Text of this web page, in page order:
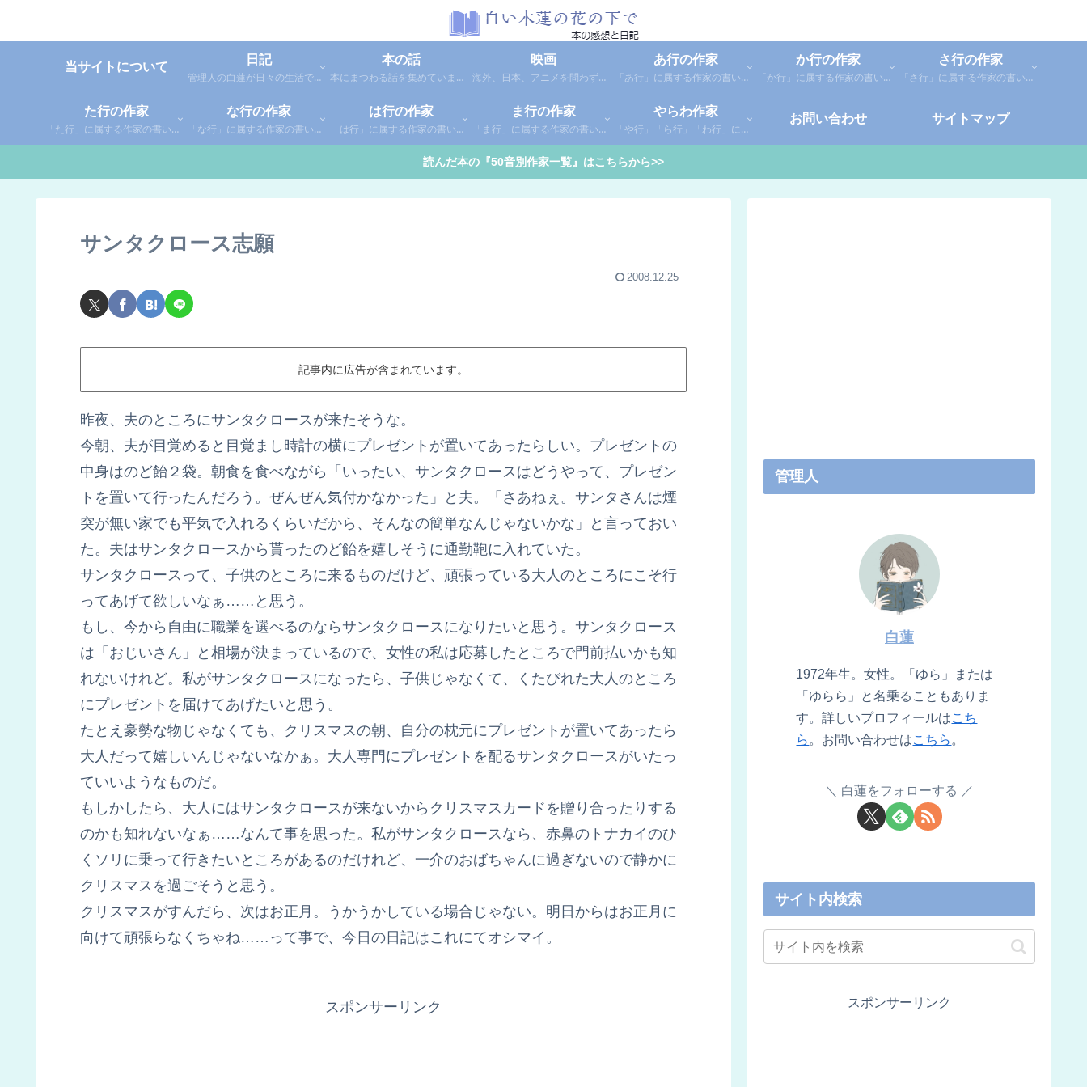
当サイトについて
日記
管理人の白蓮が日々の生活で感じた事や考えた事を綴った個人的な日記です。
本の話
本にまつわる話を集めています。1年間に読んだ本の総括や、本に関する話題など。
映画
海外、日本、アニメを問わず映画の感想（レビュー）を綴っています。
あ行の作家
「あ行」に属する作家の書いた本の感想です。「あ」「い」「う」「え」「お」に分類しているので、お好きな作家の作品を探してみてください。
か行の作家
「か行」に属する作家の書いた本の感想です。さらに「か」「き」「く」「け」「こ」に分類していあります。お好きな作家の作品を探してみてください。
さ行の作家
「さ行」に属する作家の書いた本の感想です。さらに「さ」「し」「す」「せ」「そ」に分類していあります。お好きな作家の作品を探してみてください。
た行の作家
「た行」に属する作家の書いた本の感想です。さらに「た」「ち」「つ」「て」「と」に分類していあります。お好きな作家の作品を探してみてください。
な行の作家
「な行」に属する作家の書いた本の感想です。さらに「な」「に」「ぬ」「ね」「の」に分類していあります。お好きな作家の作品を探してみてください。
は行の作家
「は行」に属する作家の書いた本の感想です。さらに「は」「ひ」「ふ」「へ」「ほ」に分類していあります。お好きな作家の作品を探してみてください。
ま行の作家
「ま行」に属する作家の書いた本の感想です。さらに「ま」「み」「む」「め」「も」に分類していあります。お好きな作家の作品を探してみてください。
やらわ作家
「や行」「ら行」「わ行」に属する作家の書いた本の感想です。さらに「や」「ゆ」「よ」「り」「れ」「わ」に分類していあります。お好きな作家の作品を探してみてください。
お問い合わせ サイトマップ
読んだ本の『50音別作家一覧』はこちらから>>
サンタクロース志願
2008.12.25
記事内に広告が含まれています。
昨夜、夫のところにサンタクロースが来たそうな。
今朝、夫が目覚めると目覚まし時計の横にプレゼントが置いてあったらしい。プレゼントの
中身はのど飴２袋。朝食を食べながら「いったい、サンタクロースはどうやって、プレゼン
トを置いて行ったんだろう。ぜんぜん気付かなかった」と夫。「さあねぇ。サンタさんは煙
突が無い家でも平気で入れるくらいだから、そんなの簡単なんじゃないかな」と言っておい
た。夫はサンタクロースから貰ったのど飴を嬉しそうに通勤鞄に入れていた。
サンタクロースって、子供のところに来るものだけど、頑張っている大人のところにこそ行
ってあげて欲しいなぁ……と思う。
もし、今から自由に職業を選べるのならサンタクロースになりたいと思う。サンタクロース
は「おじいさん」と相場が決まっているので、女性の私は応募したところで門前払いかも知
れないけれど。私がサンタクロースになったら、子供じゃなくて、くたびれた大人のところ
にプレゼントを届けてあげたいと思う。
たとえ豪勢な物じゃなくても、クリスマスの朝、自分の枕元にプレゼントが置いてあったら
大人だって嬉しいんじゃないなかぁ。大人専門にプレゼントを配るサンタクロースがいたっ
ていいようなものだ。
もしかしたら、大人にはサンタクロースが来ないからクリスマスカードを贈り合ったりする
のかも知れないなぁ……なんて事を思った。私がサンタクロースなら、赤鼻のトナカイのひ
くソリに乗って行きたいところがあるのだけれど、一介のおばちゃんに過ぎないので静かに
クリスマスを過ごそうと思う。
クリスマスがすんだら、次はお正月。うかうかしている場合じゃない。明日からはお正月に
向けて頑張らなくちゃね……って事で、今日の日記はこれにてオシマイ。
スポンサーリンク
管理人
白蓮
1972年生。女性。「ゆら」または
「ゆらら」と名乗ることもありま
す。詳しいプロフィールはこち
ら 。お問い合わせはこちら 。
白蓮をフォローする
サイト内検索
スポンサーリンク